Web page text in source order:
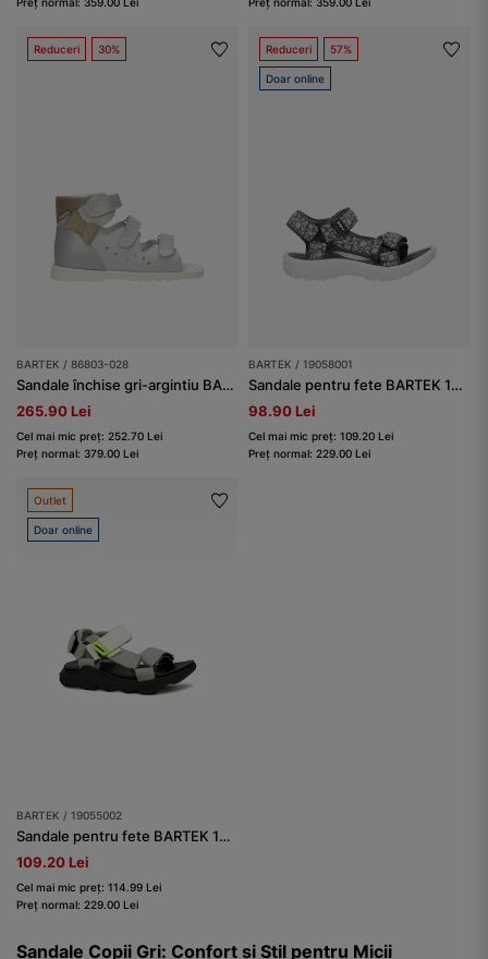
Reduceri 30%
BARTEK / 86803-028
Sandale închise gri-argintiu BARTEK 86803-028
265.90 Lei
Cel mai mic preț: 252.70 Lei
Preț normal: 379.00 Lei
Reduceri 57%
Doar online
BARTEK / 19058001
Sandale pentru fete BARTEK 19058001,negru-gri
98.90 Lei
Cel mai mic preț: 109.20 Lei
Preț normal: 229.00 Lei
Outlet
Doar online
BARTEK / 19055002
Sandale pentru fete BARTEK 19055002, gri
109.20 Lei
Cel mai mic preț: 114.99 Lei
Preț normal: 229.00 Lei
Sandale Copii Gri: Confort și Stil pentru Micii